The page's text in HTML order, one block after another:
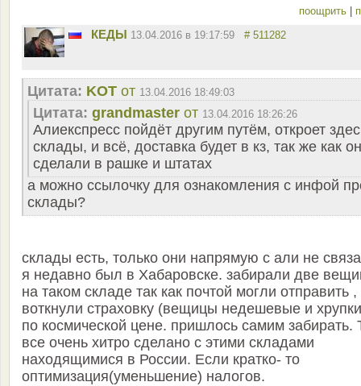
поощрить
КЕДЫ 13.04.2016 в 19:17:59 # 511282
Цитата: KOT от 13.04.2016 18:49:03
Цитата: grandmaster от 13.04.2016 18:26:26
Алиекспресс пойдёт другим путём, откроет
склады, и всё, доставка будет в кз, так же как
сделали в рашке и штатах
а можно ссылочку для ознакомления с инфой
склады?
склады есть, только они напрямую с али не
я недавно был в Хабаровске. забирали две
на таком складе так как почтой могли отправить ,
воткнули страховку (вещицы недешевые и
по космической цене. пришлось самим забирать.
все очень хитро сделано с этими складами
находящимися в России. Если кратко- то
оптимизация(уменьшение) налогов.